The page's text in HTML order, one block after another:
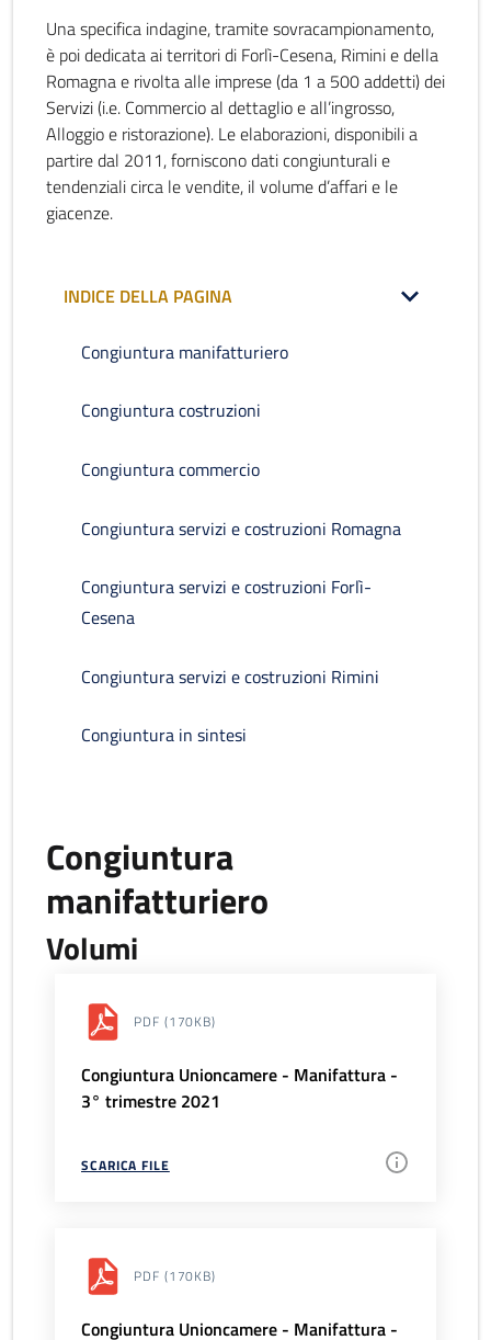
Una specifica indagine, tramite sovracampionamento,
è poi dedicata ai territori di Forlì-Cesena, Rimini e della
Romagna e rivolta alle imprese (da 1 a 500 addetti) dei
Servizi (i.e. Commercio al dettaglio e all’ingrosso,
Alloggio e ristorazione). Le elaborazioni, disponibili a
partire dal 2011, forniscono dati congiunturali e
tendenziali circa le vendite, il volume d’affari e le
giacenze.
INDICE DELLA PAGINA
Congiuntura manifatturiero
Congiuntura costruzioni
Congiuntura commercio
Congiuntura servizi e costruzioni Romagna
Congiuntura servizi e costruzioni Forlì-
Cesena
Congiuntura servizi e costruzioni Rimini
Congiuntura in sintesi
Congiuntura
manifatturiero
Volumi
PDF (170KB)
Congiuntura Unioncamere - Manifattura -
3° trimestre 2021
SCARICA FILE
PDF (170KB)
Congiuntura Unioncamere - Manifattura -